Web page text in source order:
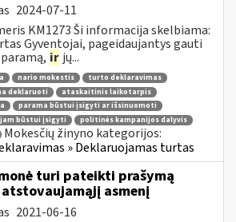
2024-07-11
KM1273 Ši informacija skelbiama:
Gyventojai, pageidaujantys gauti
ir jų...
nario mokestis
turto deklaravimas
deklaruoti
ataskaitinis laikotarpis
parama būstui įsigyti ar išsinuomoti
būstui įsigyti
politinės kampanijos dalyvis
Mokesčių žinyno kategorijos:
» Deklaruojamas turtas
turi pateikti prašymą
atstovaujamąjį asmenį
2021-06-16